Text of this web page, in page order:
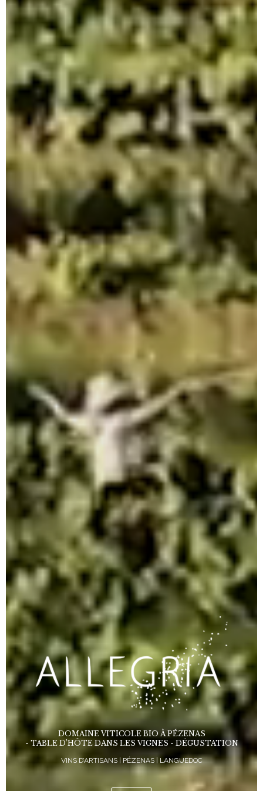
DOMAINE VITICOLE BIO À PÉZENAS
- TABLE D’HÔTE DANS LES VIGNES - DÉGUSTATION
VINS D’ARTISANS | PÉZENAS | LANGUEDOC